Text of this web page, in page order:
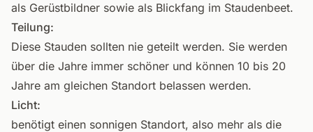
als Gerüstbildner sowie als Blickfang im Staudenbeet.
Teilung:
Diese Stauden sollten nie geteilt werden. Sie werden
über die Jahre immer schöner und können 10 bis 20
Jahre am gleichen Standort belassen werden.
Licht:
benötigt einen sonnigen Standort, also mehr als die